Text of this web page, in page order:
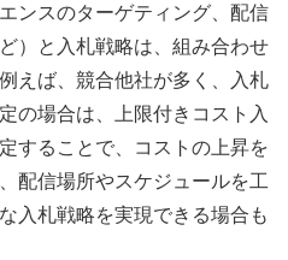
ンスのターゲティング、配信
）と入札戦略は、組み合わせ
えば、競合他社が多く、入札
の場合は、上限付きコスト入
することで、コストの上昇を
配信場所やスケジュールを工
入札戦略を実現できる場合も